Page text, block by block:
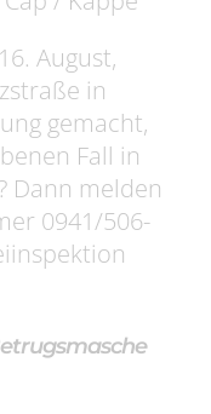
August,
in
gemacht,
Fall in
Dann melden
0941/506-